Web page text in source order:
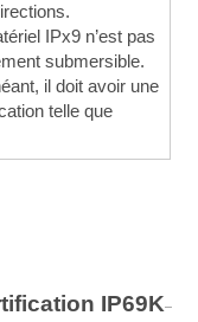
IPx9 n’est pas
submersible.
il doit avoir une
telle que
IP69K